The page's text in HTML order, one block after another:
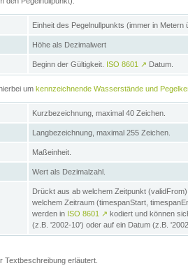
Einheit des Pegelnullpunkts (immer in Metern
Höhe als Dezimalwert
Beginn der Gültigkeit. ISO 8601 ↗ Datum.
um kennzeichnende Wasserstände und
Kurzbezeichnung, maximal 40 Zeichen.
Langbezeichnung, maximal 255 Zeichen.
Maßeinheit.
Wert als Dezimalzahl.
Drückt aus ab welchem Zeitpunkt
welchem Zeitraum (timespanStart,
werden in ISO 8601 ↗ kodiert und können
(z.B. '2002-10') oder auf ein Datum (z.B.
Textbeschreibung erläutert.